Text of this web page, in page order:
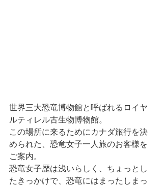
世界三大恐竜博物館と呼ばれるロイヤ
ルティレル古生物博物館。
この場所に来るためにカナダ旅行を決
められた、恐竜女子一人旅のお客様を
ご案内。
恐竜女子歴は浅いらしく、ちょっとし
たきっかけで、恐竜にはまったしまっ